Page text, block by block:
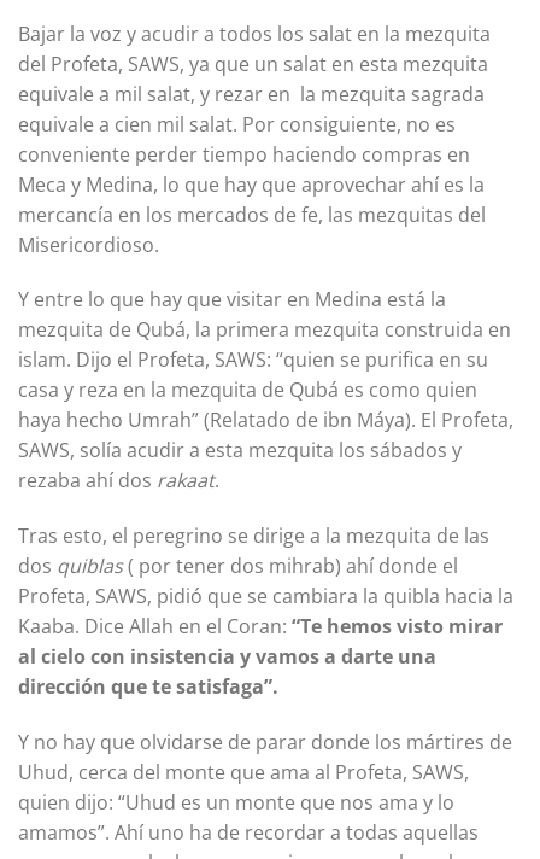
Bajar la voz y acudir a todos los salat en la mezquita
del Profeta, SAWS, ya que un salat en esta mezquita
equivale a mil salat, y rezar en la mezquita sagrada
equivale a cien mil salat. Por consiguiente, no es
conveniente perder tiempo haciendo compras en
Meca y Medina, lo que hay que aprovechar ahí es la
mercancía en los mercados de fe, las mezquitas del
Misericordioso.
Y entre lo que hay que visitar en Medina está la
mezquita de Qubá, la primera mezquita construida en
islam. Dijo el Profeta, SAWS: “quien se purifica en su
casa y reza en la mezquita de Qubá es como quien
haya hecho Umrah” (Relatado de ibn Máya). El Profeta,
SAWS, solía acudir a esta mezquita los sábados y
rezaba ahí dos rakaat.
Tras esto, el peregrino se dirige a la mezquita de las
dos quiblas( por tener dos mihrab) ahí donde el
Profeta, SAWS, pidió que se cambiara la quibla hacia la
Kaaba. Dice Allah en el Coran: “Te hemos visto mirar
al cielo con insistencia y vamos a darte una
dirección que te satisfaga”.
Y no hay que olvidarse de parar donde los mártires de
Uhud, cerca del monte que ama al Profeta, SAWS,
quien dijo: “Uhud es un monte que nos ama y lo
amamos”. Ahí uno ha de recordar a todas aquellas